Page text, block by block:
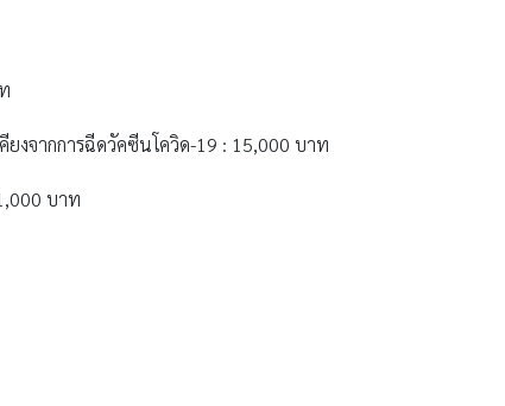
งจากการฉีดวัคซีนโควิด-19 : 15,000 บาท
บาท